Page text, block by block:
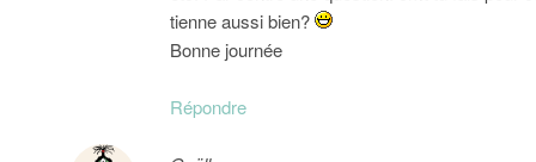
tienne aussi bien?
Bonne journée
Répondre